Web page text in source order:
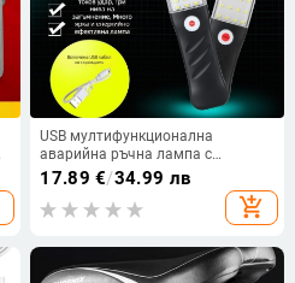
USB мултифункционална
аварийна ръчна лампа с
регулируема яркост, IP65, LED
5730, 3000 lm, USB захранване 5V
17.89 €/34.99 лв
add_shopping_cart